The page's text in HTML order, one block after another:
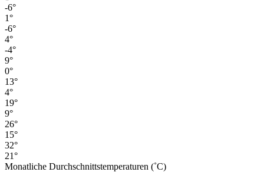
-6°
1°
-6°
4°
-4°
9°
0°
13°
4°
19°
9°
26°
15°
32°
21°
Monatliche Durchschnittstemperaturen (˚C)